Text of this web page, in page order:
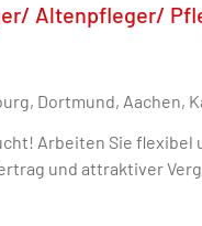
Altenpfleger/
Dortmund, Aachen,
Arbeiten Sie flexibel
und attraktiver